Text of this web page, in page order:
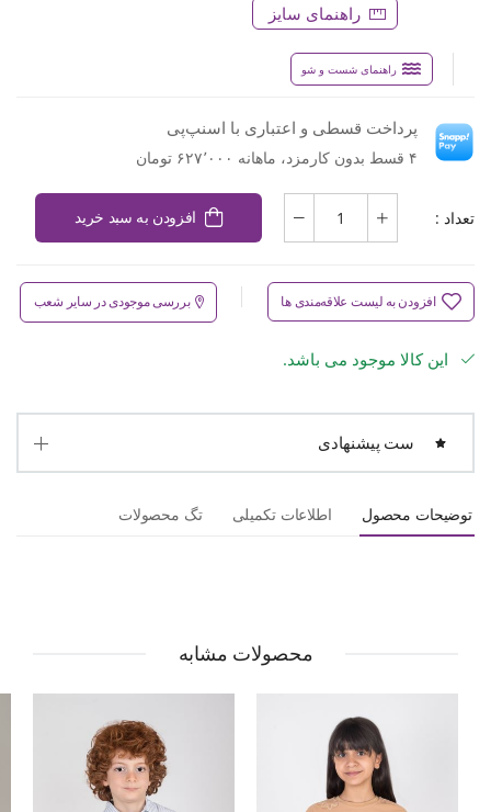
راهنمای سایز
راهنمای شست و شو
پرداخت قسطی و اعتباری با اسنپ‌پی
۴ قسط بدون کارمزد، ماهانه ۶۲۷٬۰۰۰ تومان
تعداد : افزودن به سبد خرید
افزودن به لیست علاقه‌مندی ها بررسی موجودی در سایر شعب
این کالا موجود می باشد.
ست پیشنهادی
توضیحات محصول اطلاعات تکمیلی تگ محصولات
محصولات مشابه